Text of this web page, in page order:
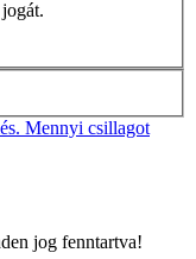
jog fenntartva!